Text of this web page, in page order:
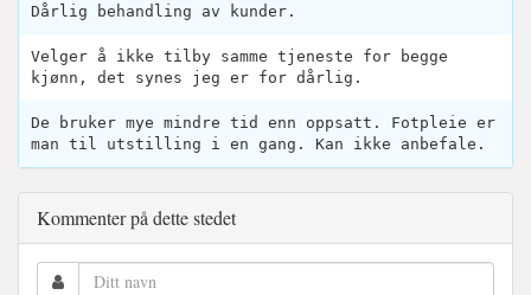
Dårlig behandling av kunder.
Velger å ikke tilby samme tjeneste for begge
kjønn, det synes jeg er for dårlig.
De bruker mye mindre tid enn oppsatt. Fotpleie er
man til utstilling i en gang. Kan ikke anbefale.
Kommenter på dette stedet